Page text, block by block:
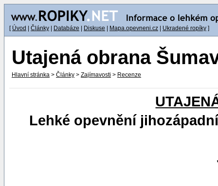
[ Úvod Články Databáze Diskuse Mapa.opevneni.cz Ukradené ropíky ]
Utajená obrana
Hlavní stránka > Články > Zajímavosti > Recenze
Lehké opevnění